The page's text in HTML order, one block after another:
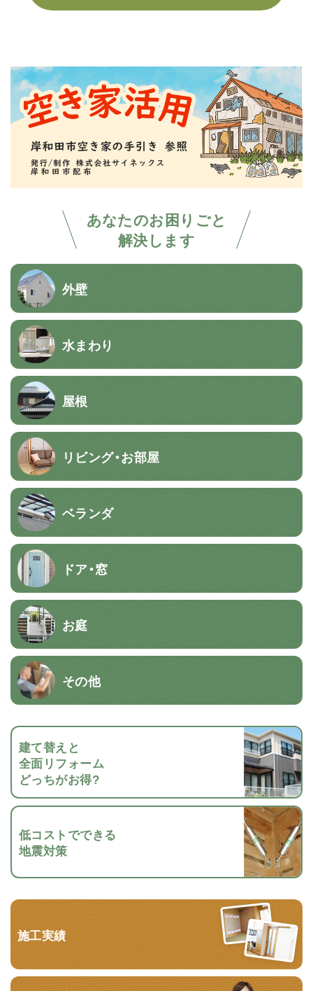
あなたのお困りごと
解決します
外壁
水まわり
屋根
リビング・お部屋
ベランダ
ドア・窓
お庭
その他
建て替えと
全面リフォーム
どっちがお得?
低コストでできる
地震対策
施工実績